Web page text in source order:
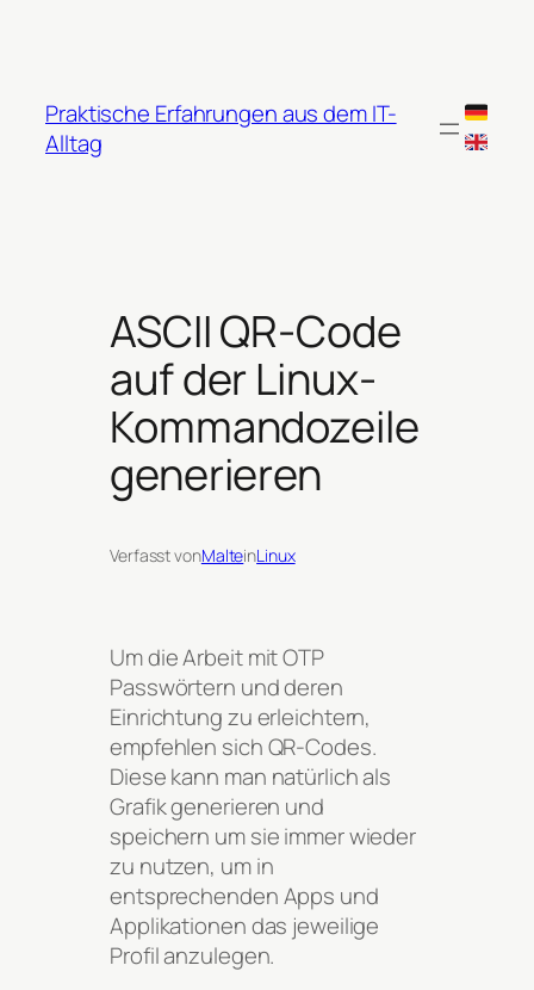
Praktische Erfahrungen aus dem IT-
Alltag
ASCII QR-Code
auf der Linux-
Kommandozeile
generieren
Verfasst vonMalteinLinux
Um die Arbeit mit OTP
Passwörtern und deren
Einrichtung zu erleichtern,
empfehlen sich QR-Codes.
Diese kann man natürlich als
Grafik generieren und
speichern um sie immer wieder
zu nutzen, um in
entsprechenden Apps und
Applikationen das jeweilige
Profil anzulegen.